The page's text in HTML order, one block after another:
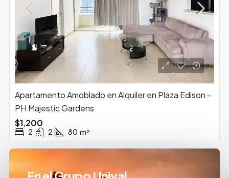
Apartamento Amoblado en Alquiler en Plaza Edison –
PH Majestic Gardens
$1,200
2 2 80 m²